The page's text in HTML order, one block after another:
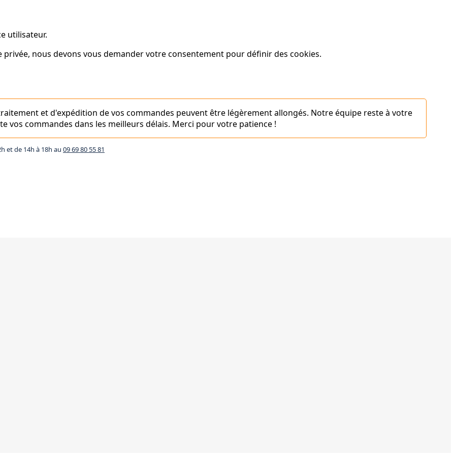
utilisateur.
nous devons vous demander votre consentement pour définir des cookies.
et d'expédition de vos commandes peuvent être légèrement allongés. Notre équipe reste à votre
vos commandes dans les meilleurs délais. Merci pour votre patience !
et de 14h à 18h au 09 69 80 55 81